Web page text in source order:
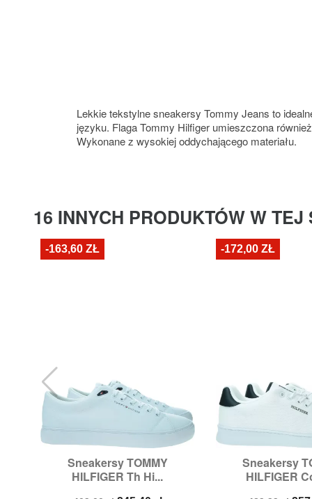
Lekkie tekstylne sneakersy Tommy Jeans to
języku. Flaga Tommy Hilfiger umieszczona
Wykonane z wysokiej oddychającego materiału.
16 INNYCH PRODUKTÓW W
Sneakersy TOMMY
HILFIGER Th Hi...
Szybki podgląd
Rozmiary:44,45,46
-163,60 ZŁ
Sneakersy
HILFIGER
Szybki
-172,00 ZŁ